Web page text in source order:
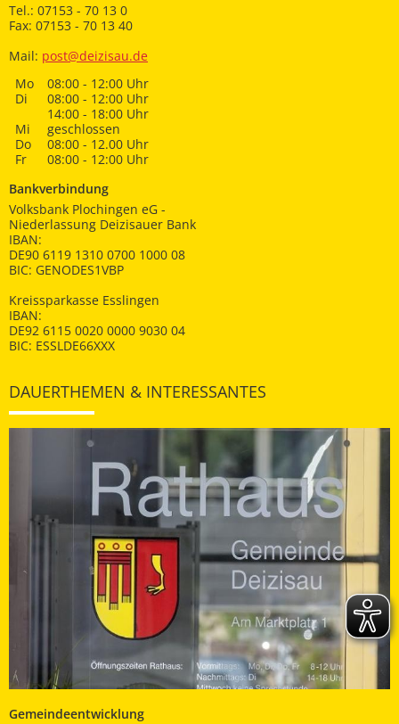
Tel.: 07153 - 70 13 0
Fax: 07153 - 70 13 40
Mail: post@deizisau.de
Mo
08:00 - 12:00 Uhr
Di
08:00 - 12:00 Uhr
14:00 - 18:00 Uhr
Mi
geschlossen
Do
08:00 - 12.00 Uhr
Fr
08:00 - 12:00 Uhr
Bankverbindung
Volksbank Plochingen eG -
Niederlassung Deizisauer Bank
IBAN:
DE90 6119 1310 0700 1000 08
BIC: GENODES1VBP
Kreissparkasse Esslingen
IBAN:
DE92 6115 0020 0000 9030 04
BIC: ESSLDE66XXX
DAUERTHEMEN & INTERESSANTES
Gemeindeentwicklung